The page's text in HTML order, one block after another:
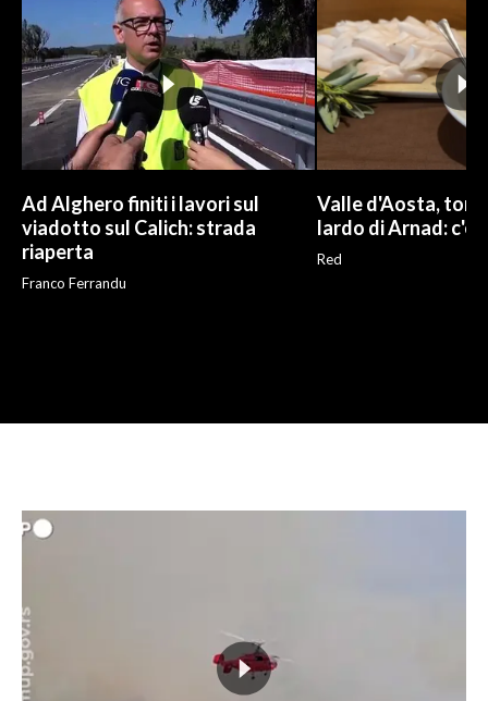
Ad Alghero finiti i lavori sul
viadotto sul Calich: strada
riaperta
Franco Ferrandu
Valle d'Aosta,
lardo di Arnad: c'è
Red